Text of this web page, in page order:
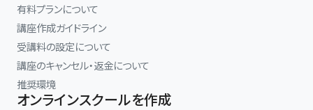
有料プランについて
講座作成ガイドライン
受講料の設定について
講座のキャンセル・返金について
推奨環境
オンラインスクールを作成